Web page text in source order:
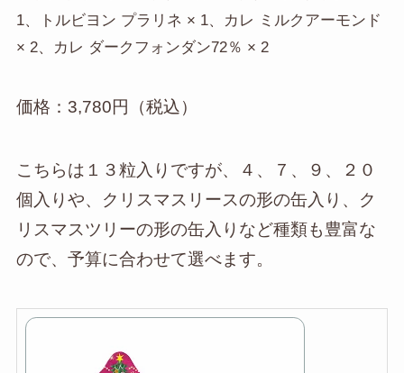
1、トルビヨン プラリネ × 1、カレ ミルクアーモンド
× 2、カレ ダークフォンダン72％ × 2
価格：3,780円（税込）
こちらは１３粒入りですが、４、７、９、２０
個入りや、クリスマスリースの形の缶入り、ク
リスマスツリーの形の缶入りなど種類も豊富な
ので、予算に合わせて選べます。